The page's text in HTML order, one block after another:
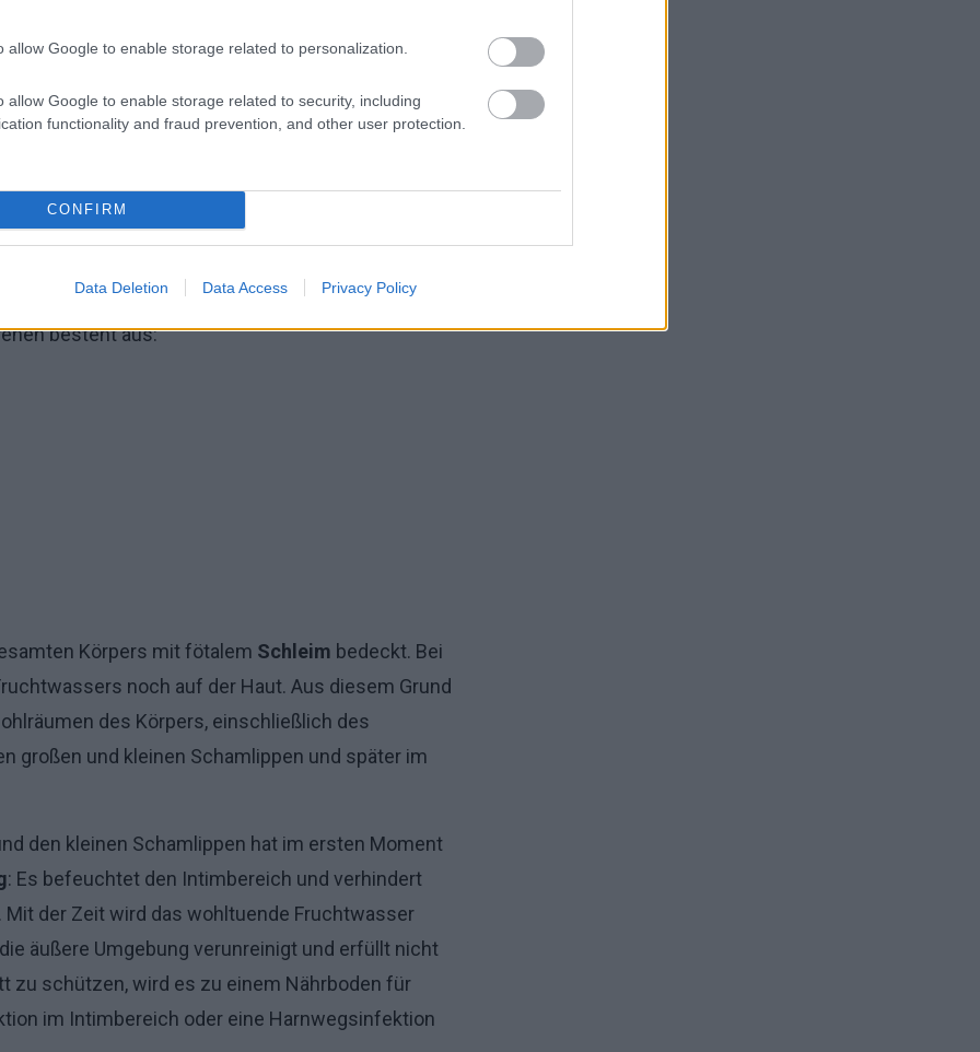
allow Google to enable storage related to personalization.
allow Google to enable storage related to security, including
functionality and fraud prevention, and other user protection.
CONFIRM
Data Deletion Data Access Privacy Policy
besteht aus:
Körpers mit fötalem Schleim bedeckt. Bei
noch auf der Haut. Aus diesem Grund
des Körpers, einschließlich des
großen und kleinen Schamlippen und später im
den kleinen Schamlippen hat im ersten Moment
: Es befeuchtet den Intimbereich und verhindert
der Zeit wird das wohltuende Fruchtwasser
äußere Umgebung verunreinigt und erfüllt nicht
zu schützen, wird es zu einem Nährboden für
im Intimbereich oder eine Harnwegsinfektion